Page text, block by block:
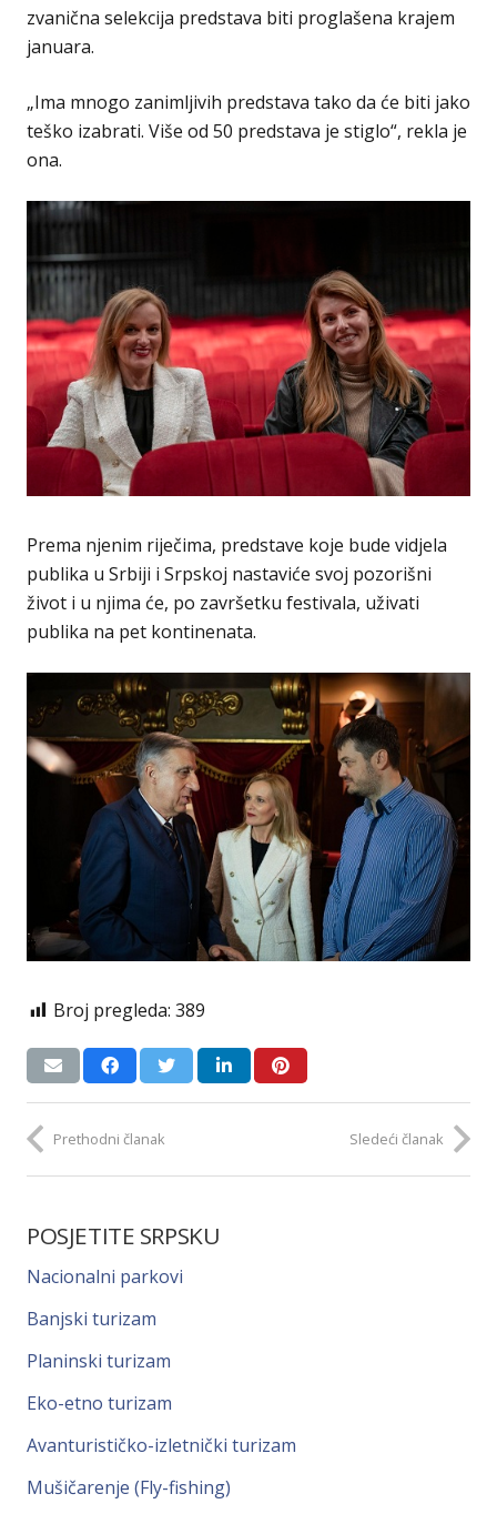
zvanična selekcija predstava biti proglašena krajem
januara.
„Ima mnogo zanimljivih predstava tako da će biti jako
teško izabrati. Više od 50 predstava je stiglo“, rekla je
ona.
Prema njenim riječima, predstave koje bude vidjela
publika u Srbiji i Srpskoj nastaviće svoj pozorišni
život i u njima će, po završetku festivala, uživati
publika na pet kontinenata.
Broj pregleda: 389
Prethodni članak Sledeći članak
POSJETITE SRPSKU
Nacionalni parkovi
Banjski turizam
Planinski turizam
Eko-etno turizam
Avanturističko-izletnički turizam
Mušičarenje (Fly-fishing)